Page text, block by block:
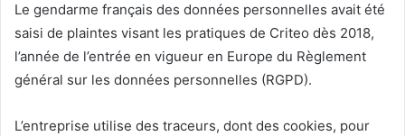
Le gendarme français des données personnelles avait été
saisi de plaintes visant les pratiques de Criteo dès 2018,
l’année de l’entrée en vigueur en Europe du Règlement
général sur les données personnelles (RGPD).
L’entreprise utilise des traceurs, dont des cookies, pour